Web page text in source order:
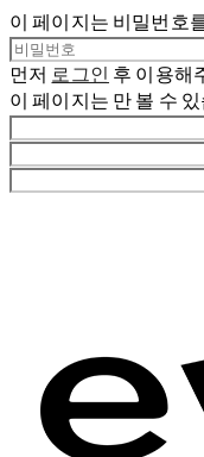
이 페이지는 비밀번호
먼저 로그인 후 이용해
이 페이지는 만 볼 수